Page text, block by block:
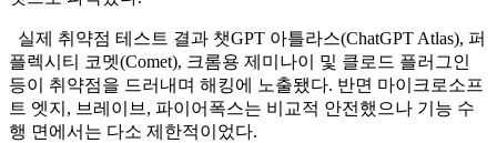
실제 취약점 테스트 결과 챗GPT 아틀라스(ChatGPT Atlas), 퍼
플렉시티 코멧(Comet), 크롬용 제미나이 및 클로드 플러그인
등이 취약점을 드러내며 해킹에 노출됐다. 반면 마이크로소프
트 엣지, 브레이브, 파이어폭스는 비교적 안전했으나 기능 수
행 면에서는 다소 제한적이었다.